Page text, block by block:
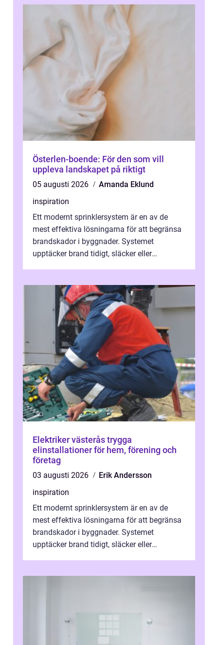
Österlen-boende: För den som vill
uppleva landskapet på riktigt
05 augusti 2026
Amanda Eklund
inspiration
Ett modernt sprinklersystem är en av de
mest effektiva lösningarna för att begränsa
brandskador i byggnader. Systemet
upptäcker brand tidigt, släcker eller
Elektriker västerås trygga
elinstallationer för hem, förening och
företag
03 augusti 2026
Erik Andersson
inspiration
Ett modernt sprinklersystem är en av de
mest effektiva lösningarna för att begränsa
brandskador i byggnader. Systemet
upptäcker brand tidigt, släcker eller